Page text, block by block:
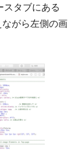
スタブにある
がら左側の画